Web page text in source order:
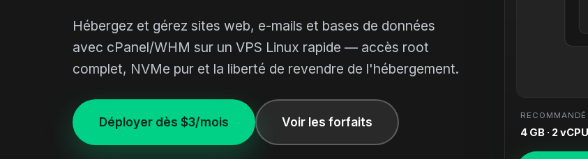
Hébergez et gérez sites web, e-mails et bases de données
avec cPanel/WHM sur un VPS Linux rapide — accès root
complet, NVMe pur et la liberté de revendre de l'hébergement.
Déployer dès $3/mois Voir les forfaits RECOMMANDÉ
4 GB · 2 vCPU